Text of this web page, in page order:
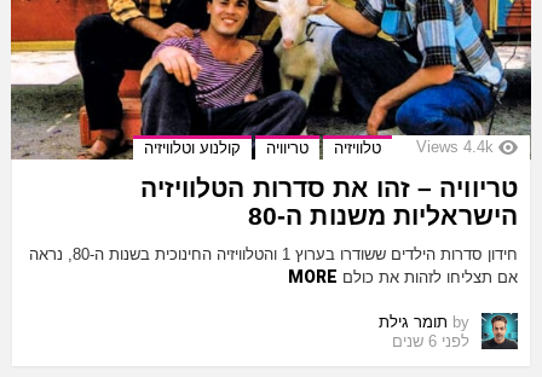
4.4k
Views טלוויזיה טריוויה קולנוע וטלוויזיה
טריוויה – זהו את סדרות הטלוויזיה
הישראליות משנות ה-80
חידון סדרות הילדים ששודרו בערוץ 1 והטלוויזיה החינוכית בשנות ה-80, נראה
אם תצליחו לזהות את כולם MORE
by תומר גילת
לפני 6 שנים